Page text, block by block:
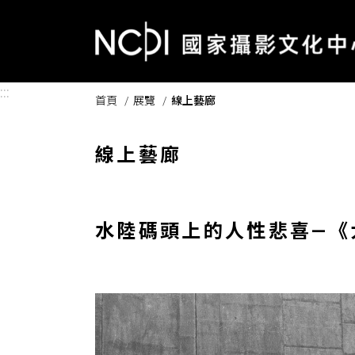
::: 首頁 展覽 線上藝廊
線上藝廊
水陸碼頭上的人性悲喜—